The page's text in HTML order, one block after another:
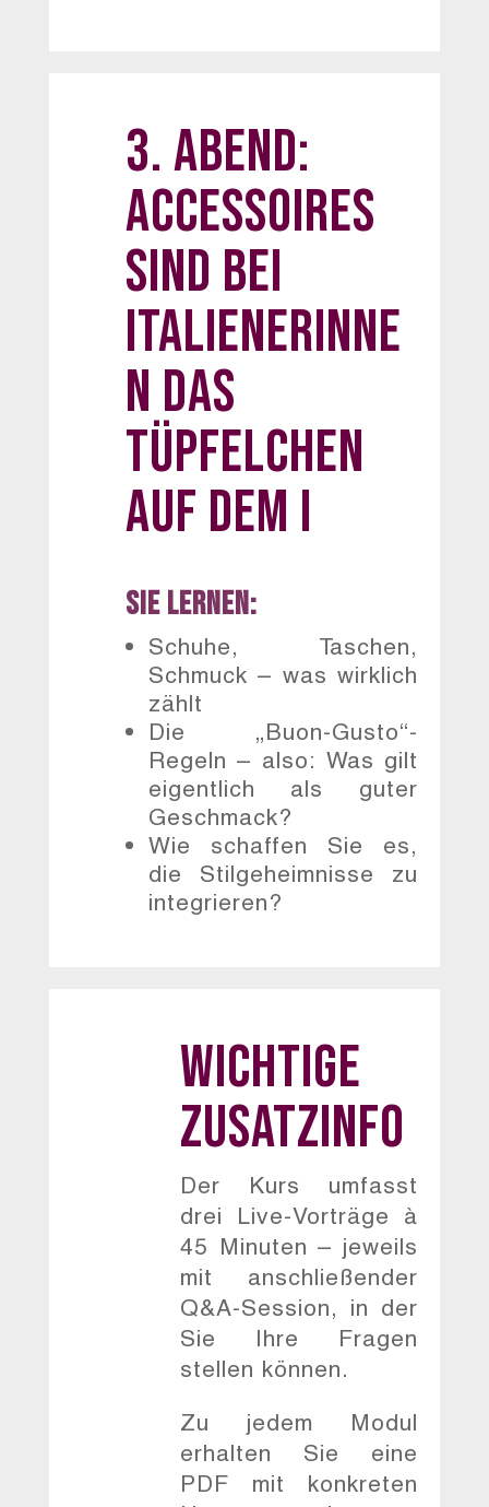
3. Abend:
Accessoires
sind bei
Italienerinne
n das
Tüpfelchen
auf dem i
Sie lernen:
Schuhe, Taschen,
Schmuck – was wirklich
zählt
Die „Buon-Gusto“-
Regeln – also: Was gilt
eigentlich als guter
Geschmack?
Wie schaffen Sie es,
die Stilgeheimnisse zu
integrieren?
WICHTIGE
ZUSATZINFO
Der Kurs umfasst
drei Live-Vorträge à
45 Minuten – jeweils
mit anschließender
Q&A-Session, in der
Sie Ihre Fragen
stellen können.
Zu jedem Modul
erhalten Sie eine
PDF mit konkreten